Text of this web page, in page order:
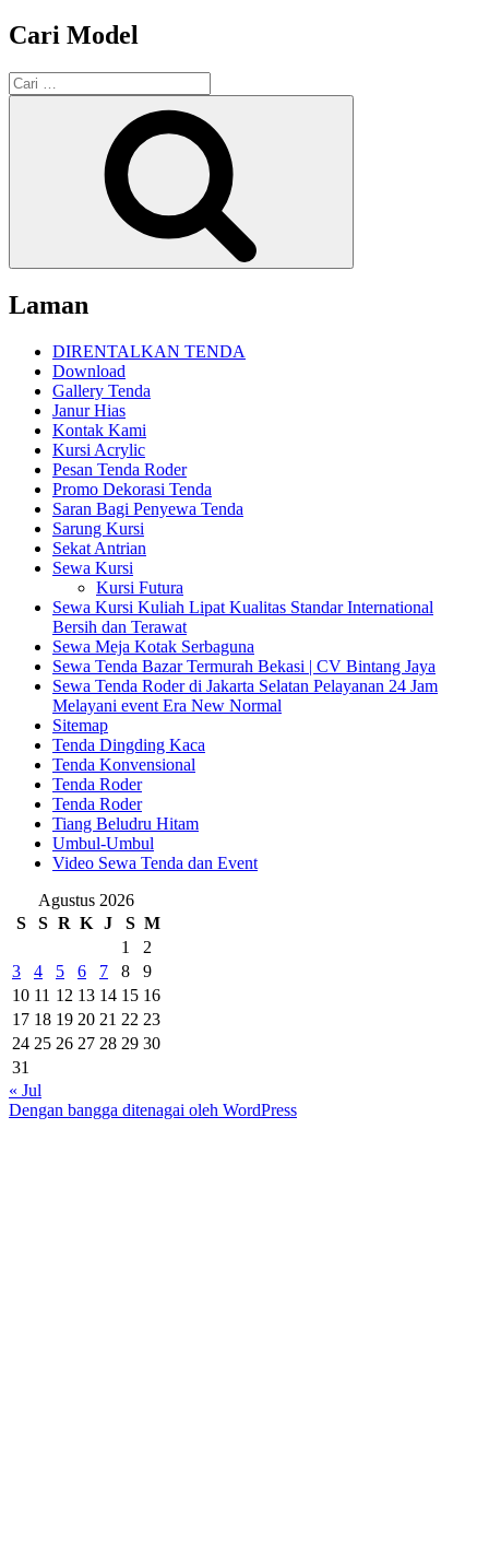
Cari Model
Pencarian
untuk:
Laman
DIRENTALKAN TENDA
Download
Gallery Tenda
Janur Hias
Kontak Kami
Kursi Acrylic
Pesan Tenda Roder
Promo Dekorasi Tenda
Saran Bagi Penyewa Tenda
Sarung Kursi
Sekat Antrian
Sewa Kursi
Kursi Futura
Sewa Kursi Kuliah Lipat Kualitas Standar International
Bersih dan Terawat
Sewa Meja Kotak Serbaguna
Sewa Tenda Bazar Termurah Bekasi | CV Bintang Jaya
Sewa Tenda Roder di Jakarta Selatan Pelayanan 24 Jam
Melayani event Era New Normal
Sitemap
Tenda Dingding Kaca
Tenda Konvensional
Tenda Roder
Tenda Roder
Tiang Beludru Hitam
Umbul-Umbul
Video Sewa Tenda dan Event
Agustus 2026
S
S R K J S M
1
2
3
4 5 6 7 8
9
10 11 12 13 14 15 16
17 18 19 20 21 22 23
24 25 26 27 28 29 30
31
« Jul
Dengan bangga ditenagai oleh WordPress